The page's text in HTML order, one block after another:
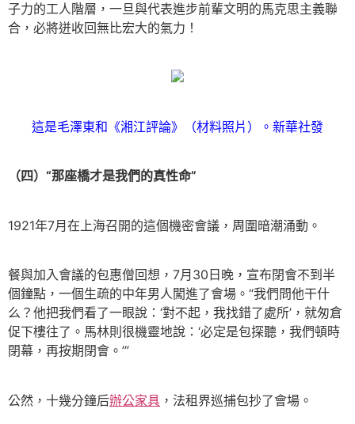
子力的工人階層，一旦與代表進步前輩文明的馬克思主義聯
合，必將迸收回無比宏大的氣力！
這是毛澤東和《湘江評論》（材料照片）。新華社發
（四）“那座橋才是我們的真性命”
1921年7月在上海召開的這個機密會議，周圍暗潮涌動。
餐與加入會議的包惠僧回想，7月30日晚，宣布閉會不到半
個鐘點，一個生疏的中年男人闖進了會場。“我們問他干什
么？他把我們看了一眼說：‘對不起，我找錯了處所’，就匆倉
促下樓往了。馬林則很機靈地說：‘必定是包探聽，我們頓時
閉幕，再按期閉會。’”
公然，十幾分鐘后辦公家具 ，法租界巡捕包抄了會場。